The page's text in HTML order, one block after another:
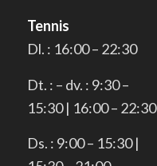
Tennis
Dl. : 16:00 – 22:30
Dt. : – dv. : 9:30 –
15:30 | 16:00 – 22:30
Ds. : 9:00 – 15:30 |